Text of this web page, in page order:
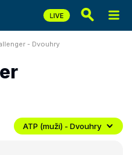
- Dvouhry
ATP (muži) - Dvouhry